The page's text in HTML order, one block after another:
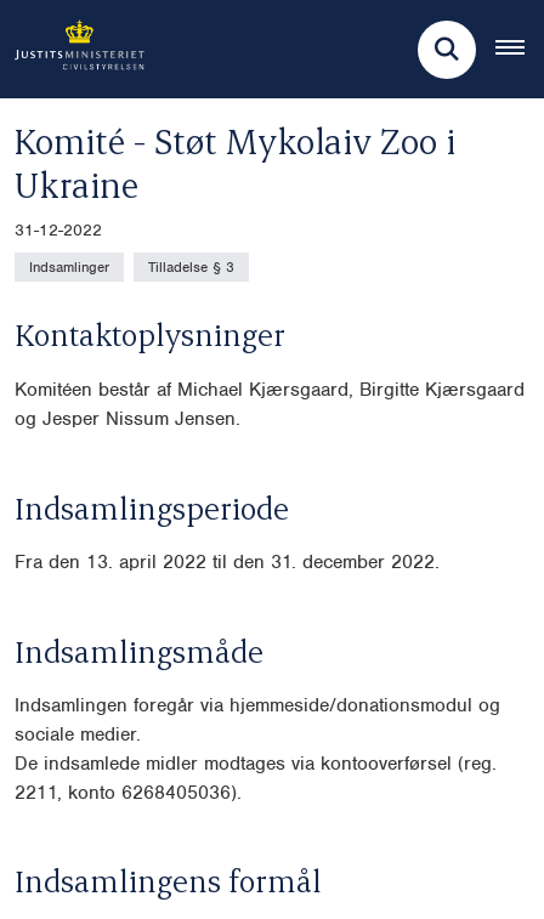
Komité - Støt Mykolaiv Zoo i
Ukraine
31-12-2022
Indsamlinger Tilladelse § 3
Kontaktoplysninger
Komitéen består af Michael Kjærsgaard, Birgitte Kjærsgaard
og Jesper Nissum Jensen.
Indsamlingsperiode
Fra den 13. april 2022 til den 31. december 2022.
Indsamlingsmåde
Indsamlingen foregår via hjemmeside/donationsmodul og
sociale medier.
De indsamlede midler modtages via kontooverførsel (reg.
2211, konto 6268405036).
Indsamlingens formål